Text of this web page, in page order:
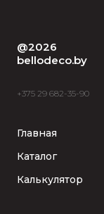
@2026
bellodeco.by
+375 29 682-35-90
Главная
Каталог
Калькулятор